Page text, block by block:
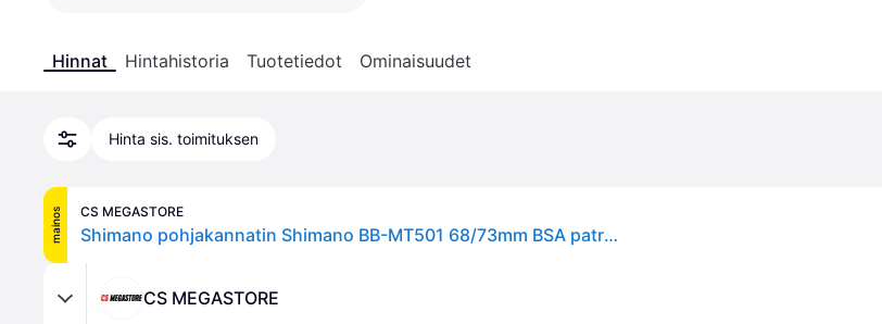
Hinnat Hintahistoria Tuotetiedot Ominaisuudet
Hinta sis. toimituksen
mainos CS MEGASTORE
Shimano pohjakannatin Shimano BB-MT501 68/73mm BSA patruuna
CS MEGASTORE